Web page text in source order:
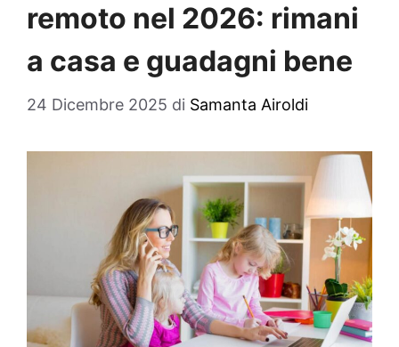
remoto nel 2026: rimani
a casa e guadagni bene
24 Dicembre 2025 di Samanta Airoldi